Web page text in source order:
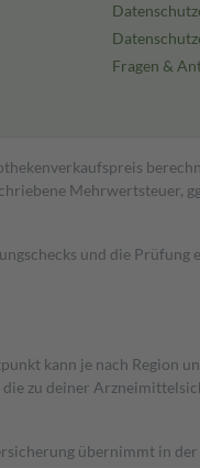
Fragen &
Mehrwertsteuer,
und die Prüfung
kann je nach Region
zu deiner
übernimmt in